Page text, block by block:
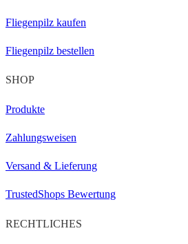
Fliegenpilz kaufen
Fliegenpilz bestellen
SHOP
Produkte
Zahlungsweisen
Versand & Lieferung
TrustedShops Bewertung
RECHTLICHES